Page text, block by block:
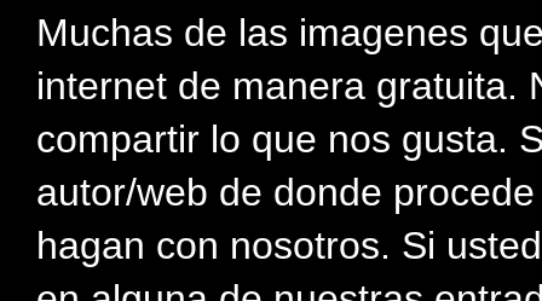
Muchas de las imagenes
internet de manera gratuita.
compartir lo que nos gusta.
autor/web de donde
hagan con nosotros. Si